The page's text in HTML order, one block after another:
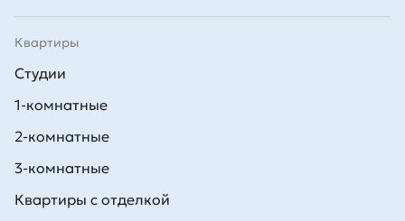
Квартиры
Студии
1-комнатные
2-комнатные
3-комнатные
Квартиры с отделкой